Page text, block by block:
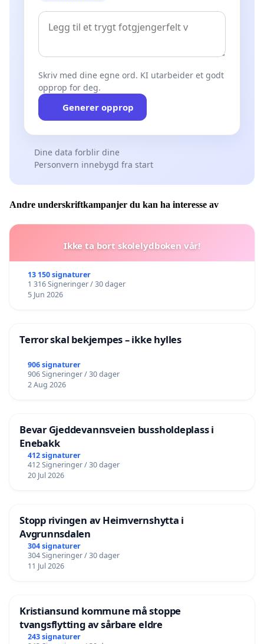
Skriv med dine egne ord. KI utarbeider et godt
opprop for deg.
Generer opprop
Dine data forblir dine
Personvern innebygd fra start
Andre underskriftkampanjer du kan ha interesse av
Ikke ta bort skolelydboken vår!
13 150 signaturer
1 316 Signeringer / 30 dager
5 Jun 2026
Terror skal bekjempes – ikke hylles
906 signaturer
906 Signeringer / 30 dager
2 Aug 2026
Bevar Gjeddevannsveien bussholdeplass i
Enebakk
412 signaturer
412 Signeringer / 30 dager
20 Jul 2026
Stopp rivingen av Heimvernshytta i
Avgrunnsdalen
304 signaturer
304 Signeringer / 30 dager
11 Jul 2026
Kristiansund kommune må stoppe
tvangsflytting av sårbare eldre
243 signaturer